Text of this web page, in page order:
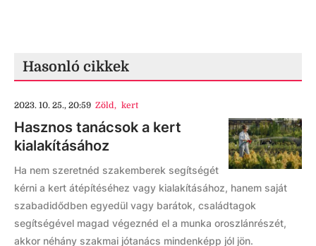
Hasonló cikkek
2023. 10. 25., 20:59 Zöld, kert
Hasznos tanácsok a kert
kialakításához
Ha nem szeretnéd szakemberek segítségét
kérni a kert átépítéséhez vagy kialakításához, hanem saját
szabadidődben egyedül vagy barátok, családtagok
segítségével magad végeznéd el a munka oroszlánrészét,
akkor néhány szakmai jótanács mindenképp jól jön.